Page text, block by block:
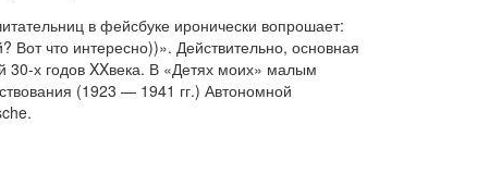
в фейсбуке иронически вопрошает:
что интересно))». Действительно, основная
30-х годов XXвека. В «Детях моих» малым
(1923 — 1941 гг.) Автономной